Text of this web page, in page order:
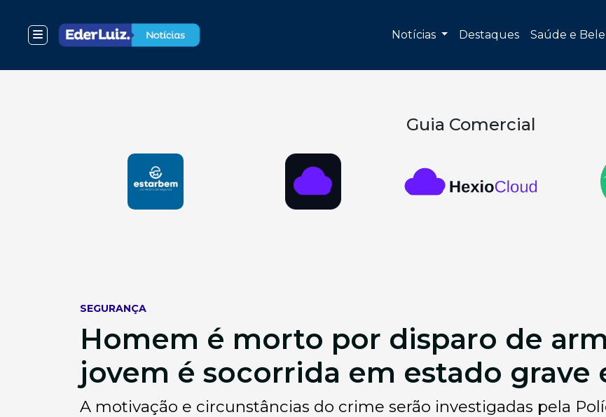
Notícias Destaques Saúde e
Guia Comercial
SEGURANÇA
Homem é morto por disparo de
jovem é socorrida em estado grave
A motivação e circunstâncias do crime serão investigadas pela